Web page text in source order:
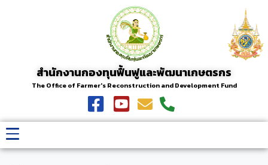
สำนักงานกองทุนฟื้นฟูและพัฒนาเกษตรกร
The Office of Farmer's Reconstruction and Development Fund